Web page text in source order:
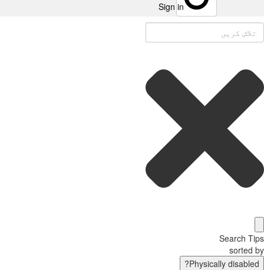
Sign in
Search
sorted
Physically